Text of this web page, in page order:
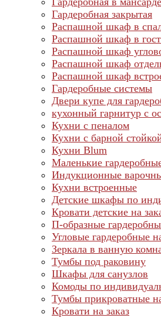
Гардеробная закрытая
Распашной шкаф в
Распашной шкаф в
Распашной шкаф
Распашной шкаф
Распашной шкаф
Гардеробные системы
Двери купе для
кухонный гарнитур с
Кухни с пеналом
Кухни с барной
Кухни Blum
Маленькие
Индукционные
Кухни встроенные
Детские шкафы по
Кровати детские на
П-образные
Угловые гардеробные
Зеркала в ванную
Тумбы под раковину
Шкафы для санузлов
Комоды по
Тумбы прикроватные
Кровати на заказ